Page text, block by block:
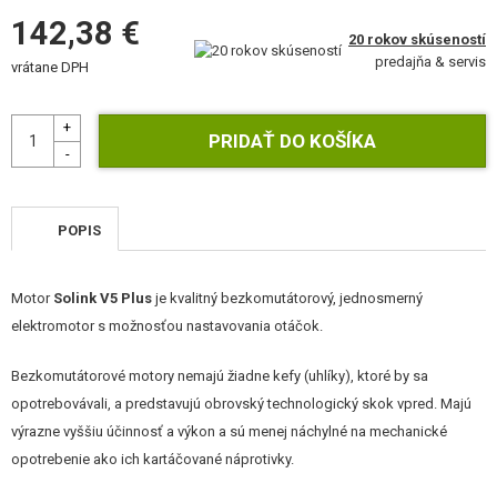
OUTDOOR A BUSHCRAFT
STAVEBNICE, MODELY
POŠKODENÝ, POUŽITÝ TOVAR
NOVÝ TOVAR
KONTAKT
142,38 €
vrátane DPH
20 rokov skúseností
predajňa & servis
POPIS
Motor Solink V5 Plus je kvalitný bezkomutátorový, jednosmerný
elektromotor s možnosťou nastavovania otáčok.
Bezkomutátorové motory nemajú žiadne kefy (uhlíky), ktoré by sa
opotrebovávali, a predstavujú obrovský technologický skok vpred. Majú
výrazne vyššiu účinnosť a výkon a sú menej náchylné na mechanické
opotrebenie ako ich kartáčované náprotivky.